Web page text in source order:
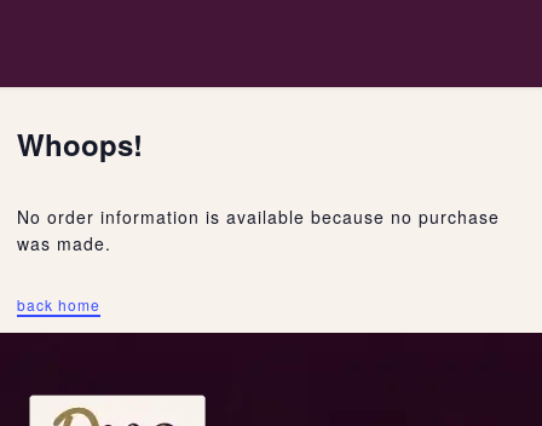
Whoops!
No order information is available because no purchase
was made.
back home